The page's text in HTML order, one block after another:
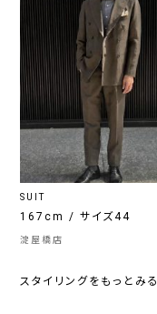
SUIT
167cm / サイズ44
淀屋橋店
スタイリングをもっとみる